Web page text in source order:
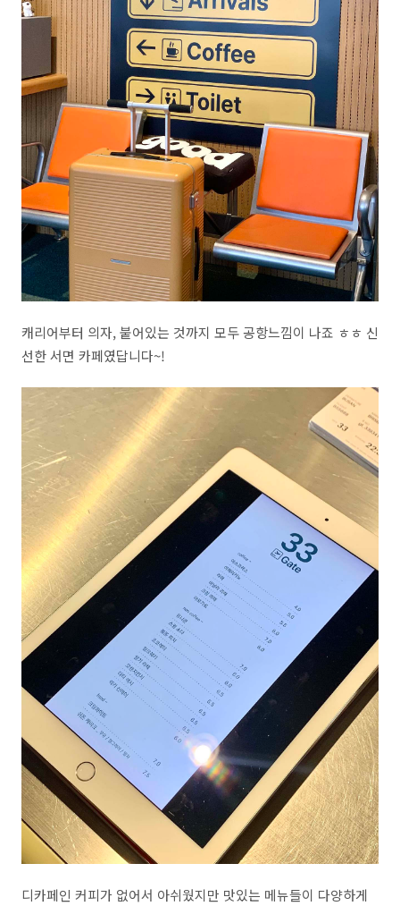
캐리어부터 의자, 붙어있는 것까지 모두 공항느낌이 나죠 ㅎㅎ 신
선한 서면 카페였답니다~!
디카페인 커피가 없어서 아쉬웠지만 맛있는 메뉴들이 다양하게